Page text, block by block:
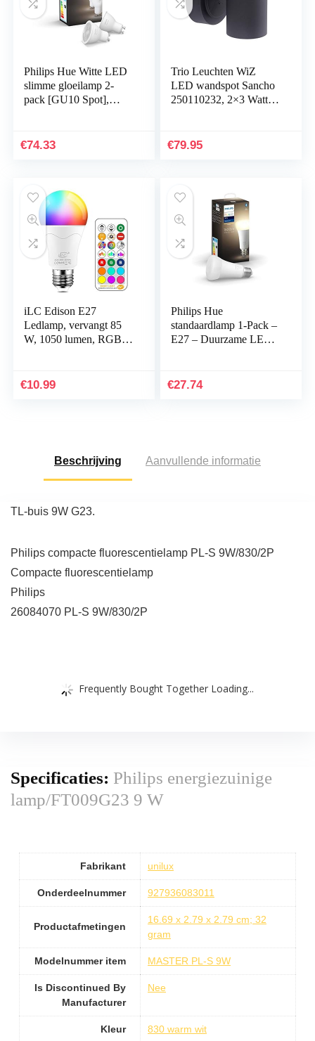
Philips Hue Witte LED
slimme gloeilamp 2-
pack [GU10 Spot],
Assistant en Apple…
€74.33
Trio Leuchten WiZ
LED wandspot Sancho
250110232, 2×3 Watt
64.000 wittinten + 18…
€79.95
iLC Edison E27
Ledlamp, vervangt 85
W, 1050 lumen, RGB-
kleurverandering,
€10.99
Philips Hue
standaardlamp 1-Pack –
E27 – Duurzame LED
Verbind met Bluetooth
€27.74
Beschrijving Aanvullende informatie
TL-buis 9W G23.
Philips compacte fluorescentielamp PL-S 9W/830/2P
Compacte fluorescentielamp
Philips
26084070 PL-S 9W/830/2P
Frequently Bought Together Loading...
Specificaties: Philips energiezuinige
lamp/FT009G23 9 W
Fabrikant unilux
Onderdeelnummer 927936083011
Productafmetingen
16.69 x 2.79 x 2.79 cm; 32
gram
Modelnummer item MASTER PL-S 9W
Is Discontinued By
Manufacturer
Nee
Kleur 830 warm wit